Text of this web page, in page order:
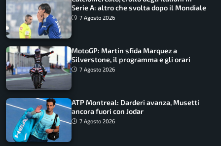
Serie A: altro che svolta dopo il Mondiale
7 Agosto 2026
MotoGP: Martin sfida Marquez a
Silverstone, il programma e gli orari
7 Agosto 2026
ATP Montreal: Darderi avanza, Musetti
ancora fuori con Jodar
7 Agosto 2026